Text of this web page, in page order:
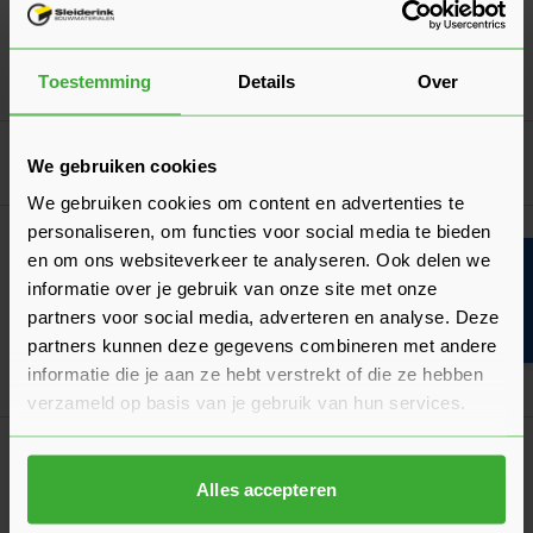
Toestemming Details Over
We gebruiken cookies
We gebruiken cookies om content en advertenties te
personaliseren, om functies voor social media te bieden
en om ons websiteverkeer te analyseren. Ook delen we
informatie over je gebruik van onze site met onze
partners voor social media, adverteren en analyse. Deze
partners kunnen deze gegevens combineren met andere
informatie die je aan ze hebt verstrekt of die ze hebben
verzameld op basis van je gebruik van hun services.
Alles accepteren
per stuk
Goed voorbereid aan de slag
Algemeen
Hoeveel bestrating per m² heb je nodig?
Wij leggen je eenvoudig uit hoe je zelf berekent hoeveel
tegels of klinkers je nodig hebt per m2!
Laatst gewijzigd: Maart 2026
Leestijd: 1 minuut
Lees
Verwerkingsadvies